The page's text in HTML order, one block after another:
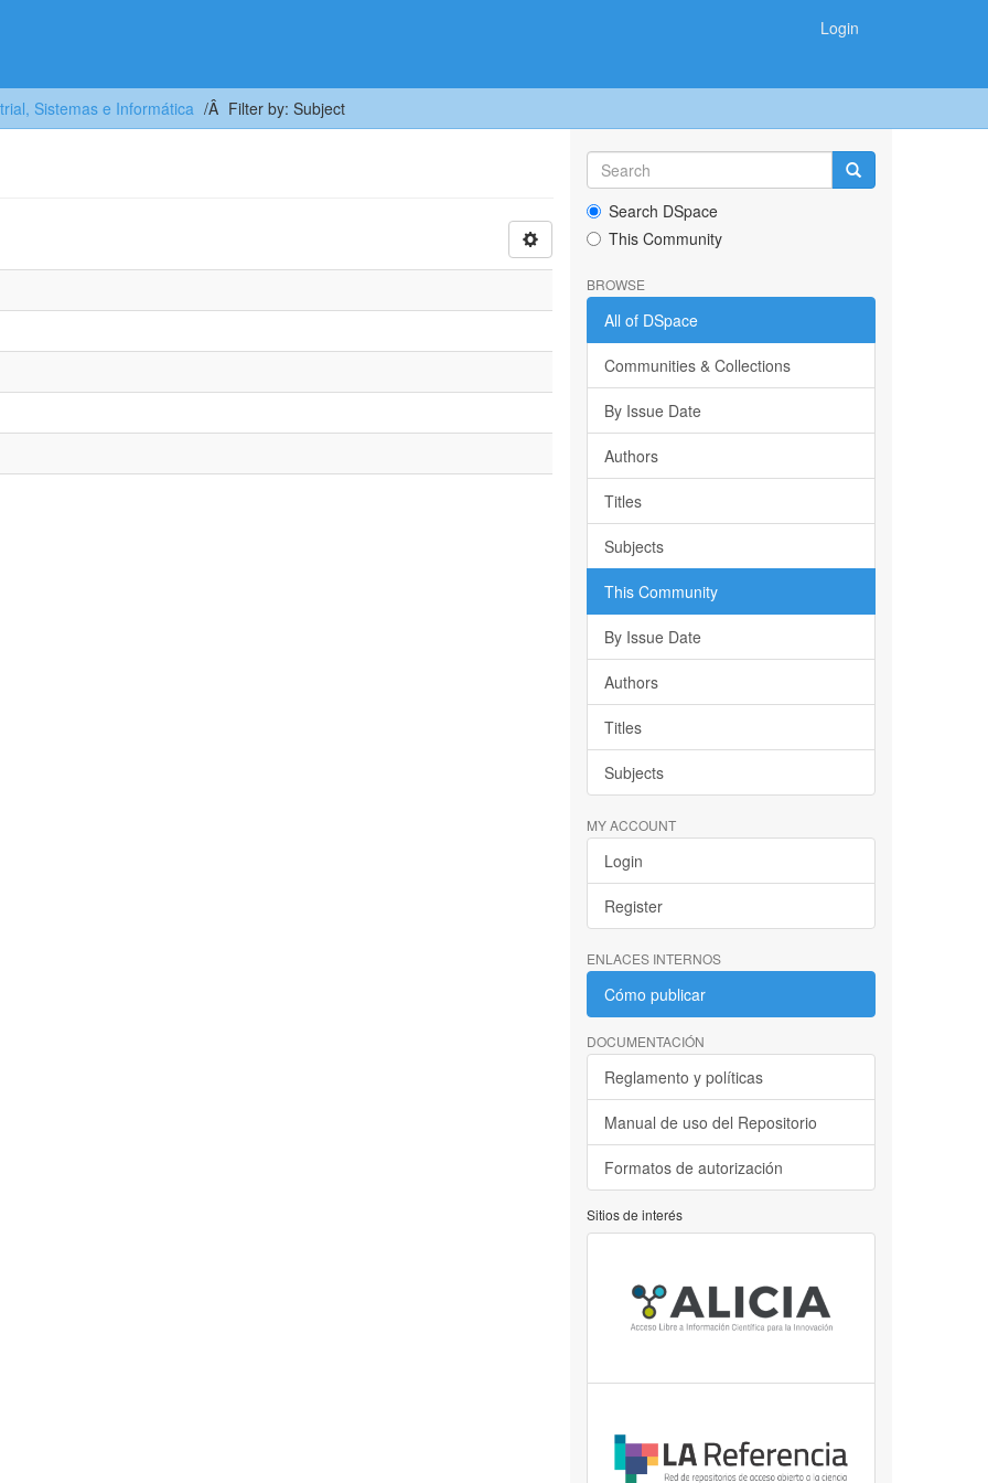
Login
Sistemas e Informática Filter by: Subject
Search DSpace
This Community
BROWSE
All of DSpace
Communities & Collections
By Issue Date
Authors
Titles
Subjects
This Community
By Issue Date
Authors
Titles
Subjects
MY ACCOUNT
Login
Register
ENLACES INTERNOS
Cómo publicar
DOCUMENTACIÓN
Reglamento y políticas
Manual de uso del Repositorio
Formatos de autorización
Sitios de interés